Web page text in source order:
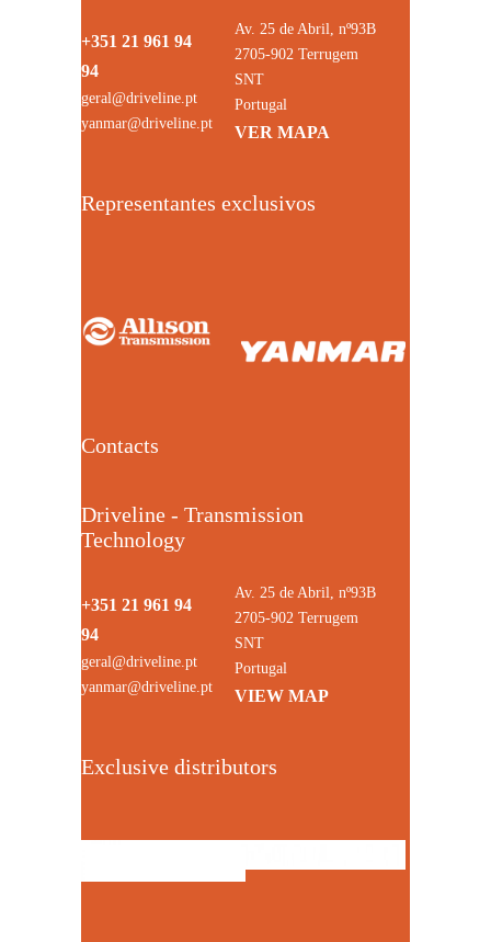
+351 21 961 94
94
geral@driveline.pt
yanmar@driveline.pt
Av. 25 de Abril, nº93B
2705-902 Terrugem
SNT
Portugal
VER MAPA
Representantes exclusivos
Contacts
Driveline - Transmission
Technology
+351 21 961 94
94
geral@driveline.pt
yanmar@driveline.pt
Av. 25 de Abril, nº93B
2705-902 Terrugem
SNT
Portugal
VIEW MAP
Exclusive distributors